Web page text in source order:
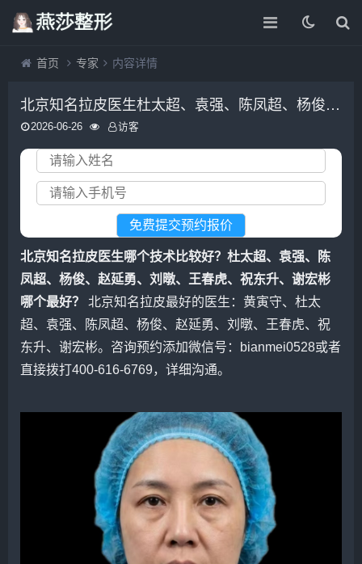
首页 专家 内容详情
北京知名拉皮医生杜太超、袁强、陈凤超、杨俊、赵延勇、刘暾、王春虎、祝东升、谢宏彬谁最好？
2026-06-26 访客
北京知名拉皮医生哪个技术比较好？杜太超、袁强、陈
凤超、杨俊、赵延勇、刘暾、王春虎、祝东升、谢宏彬
哪个最好？
北京知名拉皮最好的医生：黄寅守、杜太
超、袁强、陈凤超、杨俊、赵延勇、刘暾、王春虎、祝
东升、谢宏彬。咨询预约添加微信号：bianmei0528或者
直接拨打400-616-6769，详细沟通。